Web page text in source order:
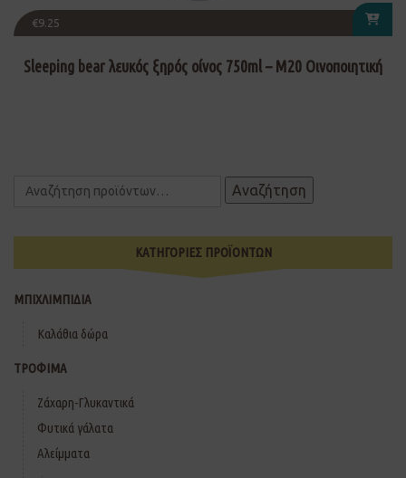
€9.25
Sleeping bear λευκός ξηρός οίνος 750ml – Μ20 Οινοποιητική
Αναζήτηση
ΚΑΤΗΓΟΡΙΕΣ ΠΡΟΪΟΝΤΩΝ
ΜΠΙΧΛΙΜΠΙΔΙΑ
Καλάθια δώρα
ΤΡΟΦΙΜΑ
Ζάχαρη-Γλυκαντικά
Φυτικά γάλατα
Αλείμματα